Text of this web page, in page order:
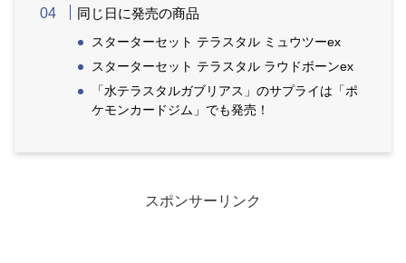
同じ日に発売の商品
スターターセット テラスタル ミュウツーex
スターターセット テラスタル ラウドボーンex
「水テラスタルガブリアス」のサプライは「ポ
ケモンカードジム」でも発売！
スポンサーリンク